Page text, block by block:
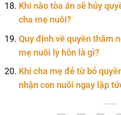
Khi nào tòa án sẽ hủy
cha mẹ nuôi?
Quy định về quyền thăm
mẹ nuôi ly hôn là gì?
Khi cha mẹ đẻ từ bỏ
nhận con nuôi ngay lập